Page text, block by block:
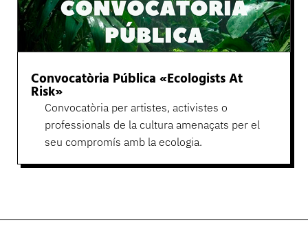
Convocatòria Pública «Ecologists At
Risk»
Convocatòria per artistes, activistes o
professionals de la cultura amenaçats per el
seu compromís amb la ecologia.